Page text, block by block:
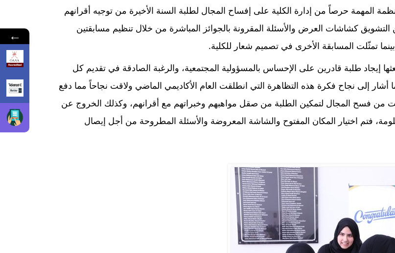
المهمة حرصاً من إدارة الكلية على إفساح المجال لطلبة السنة الأخيرة من توجيه أقرانهم
كشاشات العرض والأسئلة المقرونة بالجوائز المباشرة من خلال تنظيم مسابقتين
تمثّلت المسابقة الأخرى في تصميم شعار للكلية.
إيجاد طلبة قادرين على الإحساس بالمسؤولية المجتمعية، والرغبة الصادقة في تقديم كل
إلى نجاح فكرة هذه التظاهرة التي انطلقت العام الأكاديمي الماضي ولاقت نجاحاً مما دفع
من فسح المجال لتمكين الطلبة من صقل مواهبهم وخبراتهم مع أقرانهم، وكذلك الخروج عن
فتم اختيار المكان المفتوح والشاشة المعروضة والأسئلة المطروحة من أجل إيصال
←